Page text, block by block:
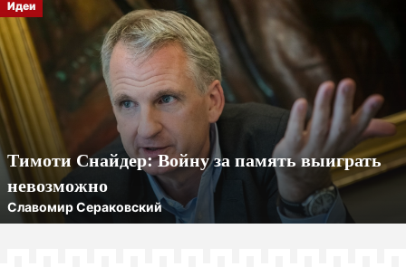
Идеи
Тимоти Снайдер: Войну за память выиграть
невозможно
Славомир Сераковский